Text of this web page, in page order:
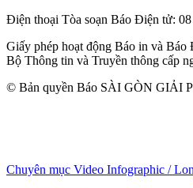
Điện thoại Tòa soạn Báo Điện tử:
Giấy phép hoạt động Báo in và
Bộ Thông tin và Truyền thông cấp
© Bản quyền Báo SÀI GÒN GIẢI
Chuyên mục Video Infographic /